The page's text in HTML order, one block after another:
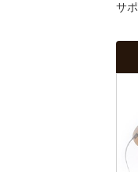
サ